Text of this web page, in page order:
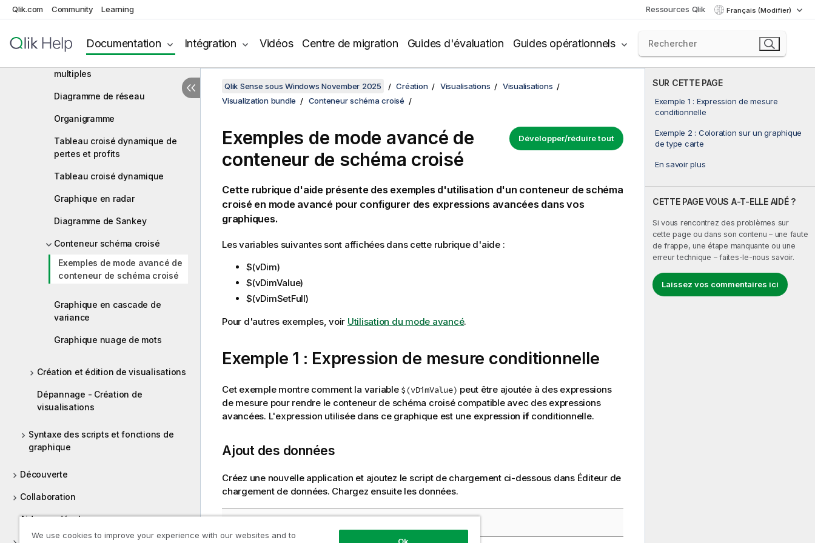
Qlik.com Community Learning Ressources Qlik Français (Modifier)
Documentation Intégration Vidéos Centre de migration Guides d'évaluation Guides opérationnels
Graphique en entonnoir
Bulles
multiples
Diagramme de réseau
Organigramme
Tableau croisé dynamique de
pertes et profits
Tableau croisé dynamique
Graphique en radar
Diagramme de Sankey
Conteneur schéma croisé
Exemples de mode avancé de
conteneur de schéma croisé
Graphique en cascade de
variance
Graphique nuage de mots
Création et édition de visualisations
Dépannage - Création de
visualisations
Syntaxe des scripts et fonctions de
graphique
Découverte
Collaboration
Aide aux développeurs
SUR CETTE PAGE
Exemple 1 : Expression de mesure
conditionnelle
Exemple 2 : Coloration sur un graphique
de type carte
En savoir plus
CETTE PAGE VOUS A-T-ELLE AIDÉ ?
Si vous rencontrez des problèmes sur
cette page ou dans son contenu – une faute
de frappe, une étape manquante ou une
erreur technique – faites-le-nous savoir.
Laissez vos commentaires ici
Qlik Sense sous Windows November 2025 Création Visualisations
Visualisations
Visualization bundle
Conteneur schéma croisé
Développer/réduire tout
Exemples de mode avancé de
conteneur de schéma croisé
Cette rubrique d'aide présente des exemples d'utilisation d'un conteneur de schéma
croisé en mode avancé pour configurer des expressions avancées dans vos
graphiques.
Les variables suivantes sont affichées dans cette rubrique d'aide :
$(vDim)
$(vDimValue)
$(vDimSetFull)
Pour d'autres exemples, voir Utilisation du mode avancé.
Exemple 1 : Expression de mesure conditionnelle
Cet exemple montre comment la variable $(vDimValue) peut être ajoutée à des expressions
de mesure pour rendre le conteneur de schéma croisé compatible avec des expressions
avancées. L'expression utilisée dans ce graphique est une expression ifconditionnelle.
Ajout des données
Créez une nouvelle application et ajoutez le script de chargement ci-dessous dans Éditeur de
chargement de données. Chargez ensuite les données.
We use cookies to improve your experience with our websites and to